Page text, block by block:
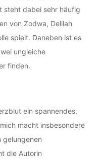
steht dabei sehr häufig
von Zodwa, Delilah
spielt. Daneben ist es
ungleiche
finden.
ein spannendes,
macht insbesondere
gelungenen
die Autorin